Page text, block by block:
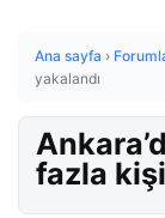
Ana sayfa ›
yakalandı
fazla